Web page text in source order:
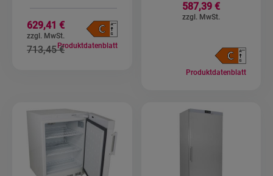
Sonderangebot
629,41 €
713,45 €Produktdatenblatt
587,39 €
Produktdatenblatt